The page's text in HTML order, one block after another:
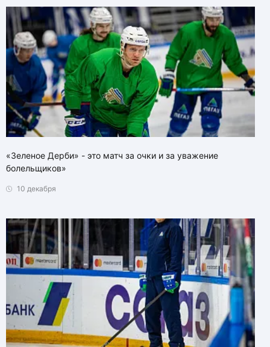
«Зеленое Дерби» - это матч за очки и за уважение
болельщиков»
10 декабря